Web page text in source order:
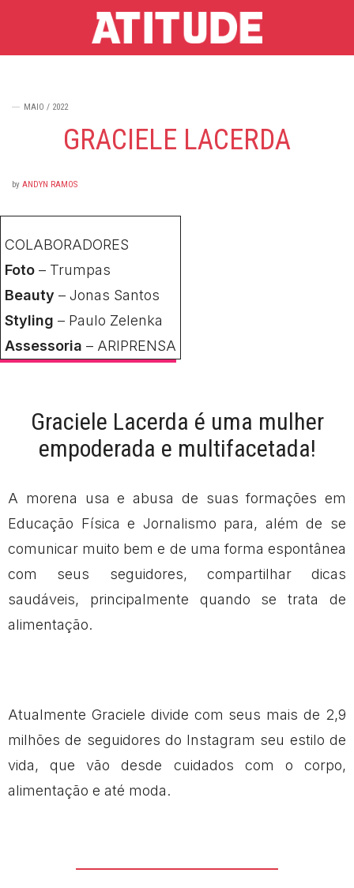
MAIO / 2022
GRACIELE LACERDA
by ANDYN RAMOS
COLABORADORES
Foto – Trumpas
Beauty – Jonas Santos
Styling – Paulo Zelenka
Assessoria – ARIPRENSA
Graciele Lacerda é uma mulher
empoderada e multifacetada!
A morena usa e abusa de suas formações em
Educação Física e Jornalismo para, além de se
comunicar muito bem e de uma forma espontânea
com seus seguidores, compartilhar dicas
saudáveis, principalmente quando se trata de
alimentação.
Atualmente Graciele divide com seus mais de 2,9
milhões de seguidores do Instagram seu estilo de
vida, que vão desde cuidados com o corpo,
alimentação e até moda.